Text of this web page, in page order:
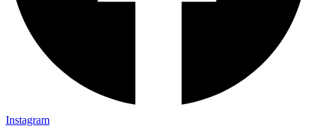
Instagram